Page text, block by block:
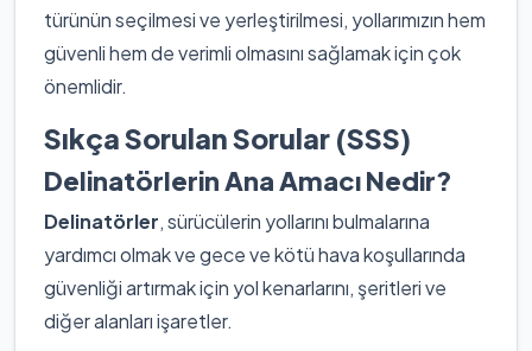
türünün seçilmesi ve yerleştirilmesi, yollarımızın hem
güvenli hem de verimli olmasını sağlamak için çok
önemlidir.
Sıkça Sorulan Sorular (SSS)
Delinatörlerin Ana Amacı Nedir?
Delinatörler, sürücülerin yollarını bulmalarına
yardımcı olmak ve gece ve kötü hava koşullarında
güvenliği artırmak için yol kenarlarını, şeritleri ve
diğer alanları işaretler.